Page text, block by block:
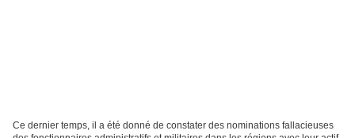
Ce dernier temps, il a été donné de constater des nominations fallacieuses